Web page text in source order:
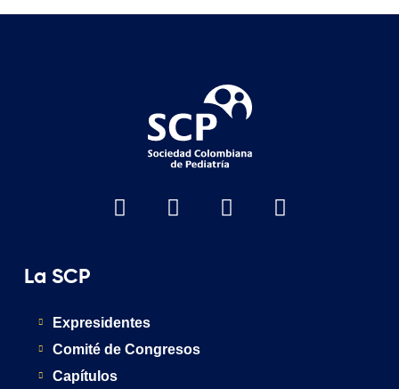
La SCP
Expresidentes
Comité de Congresos
Capítulos